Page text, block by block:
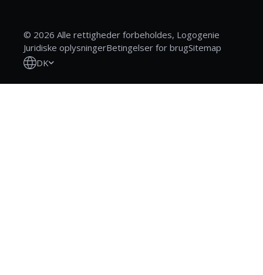
© 2026 Alle rettigheder forbeholdes, Logogenie
Juridiske oplysningerBetingelser for brugSitemap
DK